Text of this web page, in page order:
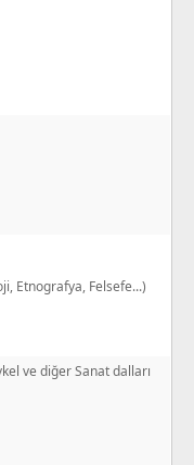
Etnografya, Felsefe...)
ve diğer Sanat dalları